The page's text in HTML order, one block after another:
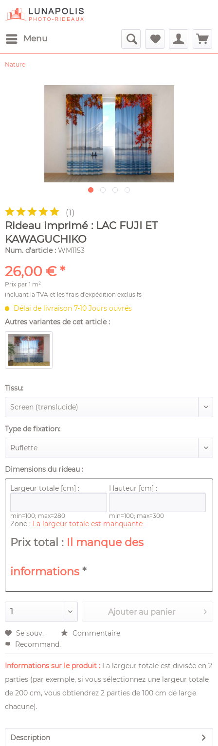
Menu
Nature
(1 )
Rideau imprimé : LAC FUJI ET
KAWAGUCHIKO
Num. d'article : WM1153
26,00 € *
Prix par 1 m²
incluant la TVA et les frais d'expédition exclusifs
Délai de livraison 7-10 Jours ouvrés
Autres variantes de cet article :
Tissu:
Type de fixation:
Dimensions du rideau :
Largeur totale [cm] : Hauteur [cm] :
min=100; max=280 min=100; max=300
Zone : La largeur totale est manquante
Prix ​​total : Il manque des
informations *
Ajouter au panier
Se souv.
Commentaire
Recommand.
Informations sur le produit : La largeur totale est divisée en 2
parties (par exemple, si vous sélectionnez une largeur totale
de 200 cm, vous obtiendrez 2 parties de 100 cm de large
chacune).
Description